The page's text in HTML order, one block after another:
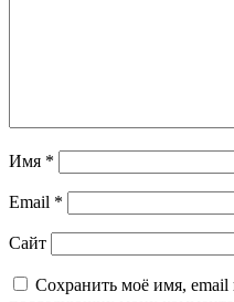
Имя *
Email *
Сайт
Сохранить моё имя, email